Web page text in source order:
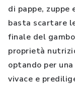
di pappe,
basta scartare
finale del
proprietà
optando per
vivace e